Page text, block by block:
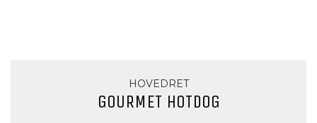
HOVEDRET
GOURMET HOTDOG